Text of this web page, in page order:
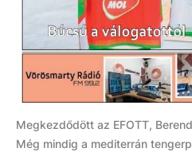
Megkezdődött az EFOTT,
Még mindig a mediterrán